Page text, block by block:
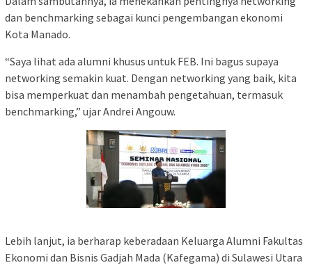
dan benchmarking sebagai kunci pengembangan ekonomi
Kota Manado.
“Saya lihat ada alumni khusus untuk FEB. Ini bagus supaya
networking semakin kuat. Dengan networking yang baik, kita
bisa memperkuat dan menambah pengetahuan, termasuk
benchmarking,” ujar Andrei Angouw.
Lebih lanjut, ia berharap keberadaan Keluarga Alumni Fakultas
Ekonomi dan Bisnis Gadjah Mada (Kafegama) di Sulawesi Utara